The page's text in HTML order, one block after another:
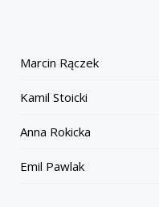
Marcin Rączek
Kamil Stoicki
Anna Rokicka
Emil Pawlak